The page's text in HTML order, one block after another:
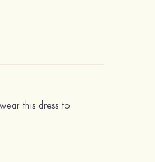
this dress to